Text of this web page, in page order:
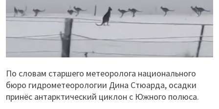
По словам старшего метеоролога национального
бюро гидрометеорологии Дина Стюарда, осадки
принёс антарктический циклон с Южного полюса.